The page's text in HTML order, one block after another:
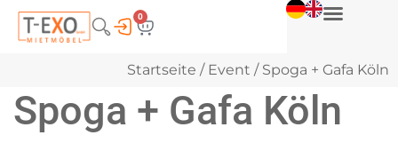
0
Startseite / Event / Spoga + Gafa Köln
Spoga + Gafa Köln